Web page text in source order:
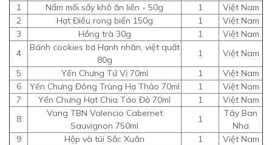
1
Nấm mối sấy khô ăn liền - 50g 1
Việt Nam
2
Hạt Điều rong biển 150g 1
Việt Nam
3
Hồng trà 30g 1
Việt Nam
4
Bánh cookies bơ Hạnh nhân, việt quất
80g
1
Việt Nam
5
Yến Chưng Tứ Vị 70ml 1
Việt Nam
6
Yến Chưng Đông Trùng Hạ Thảo 70ml 1
Việt Nam
7
Yến Chưng Hạt Chia Táo Đỏ 70ml 1
Việt Nam
8
Vang TBN Valencio Cabernet
Sauvignon 750ml
1
Tây Ban
Nha
9
Hộp và túi Sắc Xuân 1
Việt Nam